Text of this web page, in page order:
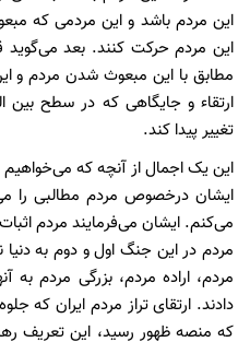
این مردم باشد و این مردمی که
این مردم حرکت کنند. بعد می‌گوید
مطابق با این مبعوث شدن مردم و
ارتقاء و جایگاهی که در سطح بین
تغییر پیدا کند.
این یک اجمال از آنچه که
ایشان درخصوص مردم مطالبی را
می‌کنم. ایشان می‌فرمایند مردم
مردم در این جنگ اول و دوم به
مردم، اراده مردم، بزرگی مردم
دادند. ارتقای تراز مردم ایران که
که منصه ظهور رسید، این تعریف